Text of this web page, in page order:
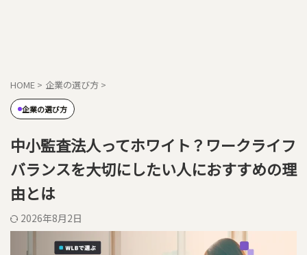
HOME > 企業の選び方 >
企業の選び方
中小監査法人ってホワイト？ワークライフ
バランスを大切にしたい人におすすめの理
由とは
2026年8月2日